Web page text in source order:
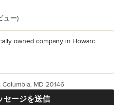
ュー)
owned company in Howard
セージを送信
Columbia, MD 20146